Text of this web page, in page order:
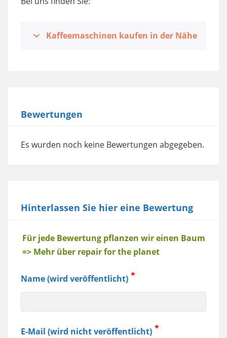
Kaffeemaschinen kaufen in der Nähe
Bewertungen
Es wurden noch keine Bewertungen abgegeben.
Hinterlassen Sie hier eine Bewertung
Baum
Für jede Bewertung pflanzen wir einen Baum
=> Mehr über repair for the planet
Name (wird veröffentlicht)
E-Mail (wird nicht veröffentlicht)